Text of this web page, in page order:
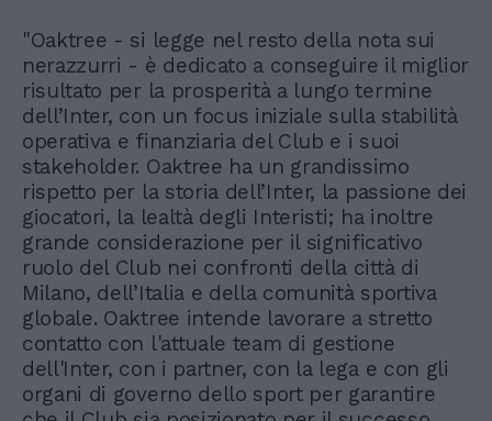
"Oaktree - si legge nel resto della nota sui
nerazzurri - è dedicato a conseguire il miglior
risultato per la prosperità a lungo termine
dell’Inter, con un focus iniziale sulla stabilità
operativa e finanziaria del Club e i suoi
stakeholder. Oaktree ha un grandissimo
rispetto per la storia dell’Inter, la passione dei
giocatori, la lealtà degli Interisti; ha inoltre
grande considerazione per il significativo
ruolo del Club nei confronti della città di
Milano, dell’Italia e della comunità sportiva
globale. Oaktree intende lavorare a stretto
contatto con l'attuale team di gestione
dell'Inter, con i partner, con la lega e con gli
organi di governo dello sport per garantire